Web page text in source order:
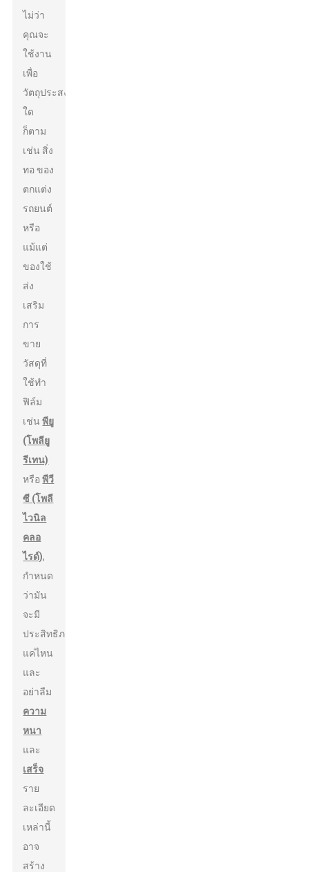
ไม่ว่า
คุณจะ
ใช้งาน
เพื่อ
วัตถุประสงค์
ใด
ก็ตาม
เช่น สิ่ง
ทอ ของ
ตกแต่ง
รถยนต์
หรือ
แม้แต่
ของใช้
ส่ง
เสริม
การ
ขาย
วัสดุที่
ใช้ทำ
ฟิล์ม
เช่นพียู
(โพลียู
รีเทน)
หรือพีวี
ซี (โพลี
ไวนิล
คลอ
ไรด์),
กำหนด
ว่ามัน
จะมี
ประสิทธิภาพ
แค่ไหน
และ
อย่าลืม
ความ
หนา
และ
เสร็จ
ราย
ละเอียด
เหล่านี้
อาจ
สร้าง